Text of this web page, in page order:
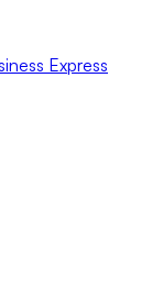
Express